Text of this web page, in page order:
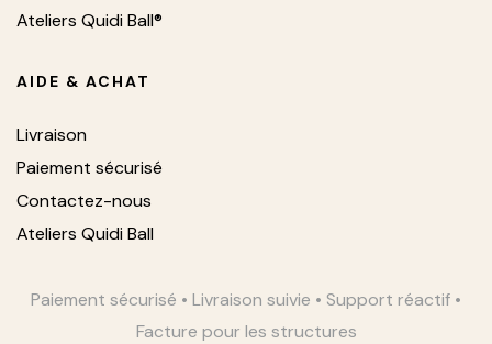
Ateliers Quidi Ball®
AIDE & ACHAT
Livraison
Paiement sécurisé
Contactez-nous
Ateliers Quidi Ball
Paiement sécurisé • Livraison suivie • Support réactif •
Facture pour les structures